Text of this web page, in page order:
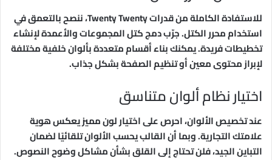
للاستفادة الكاملة من قدرات Twenty Twenty، ننصح بالتعمق في
استخدام محرر الكتل. جرّب دمج كتل المجموعات والأعمدة لإنشاء
تخطيطات فريدة. يمكنك بناء أقسام متعددة بألوان خلفية مختلفة
لإبراز محتوى معين أو تنظيم الصفحة بشكل جذاب.
اختيار نظام ألوان متناسق
عند تخصيص الألوان، احرص على اختيار لون مميز يعكس هوية
علامتك التجارية. وبما أن القالب يحسب الألوان تلقائيًا لضمان
التباين الجيد، فلن تحتاج إلى القلق بشأن مشاكل وضوح النصوص.